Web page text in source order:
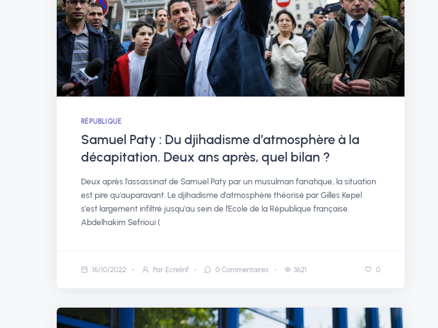
RÉPUBLIQUE
Samuel Paty : Du djihadisme d’atmosphère à la
décapitation. Deux ans après, quel bilan ?
Deux après l'assassinat de Samuel Paty par un musulman fanatique, la situation
est pire qu'auparavant. Le djihadisme d'atmosphère théorisé par Gilles Kepel
s'est largement infiltré jusqu'au sein de l'Ecole de la République française.
Abdelhakim Sefrioui (
16/10/2022 Par Ecrelinf 0 Commentaires 3621 0